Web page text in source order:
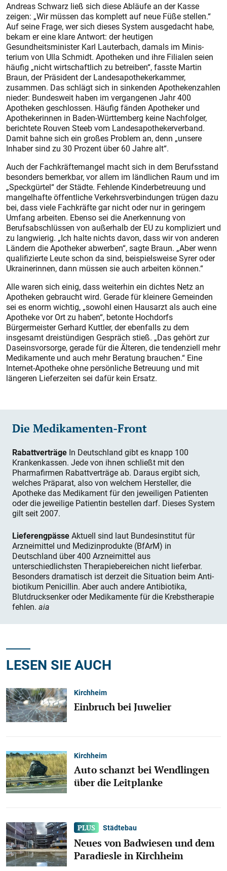
Andreas Schwarz ließ sich diese Abläufe an der Kasse
zeigen: „Wir müssen das komplett auf neue Füße stellen.“
Auf seine Frage, wer sich dieses System ausgedacht habe,
bekam er eine klare Antwort: der heutigen
Gesundheitsminister Karl Lauterbach, damals im Minis­
terium von Ulla Schmidt. Apotheken und ihre Filialen seien
häufig „nicht wirtschaftlich zu betreiben“, fasste Martin
Braun, der Präsident der Landes­apothekerkammer,
zusammen. Das schlägt sich in sinkenden Apothekenzahlen
nieder: Bundesweit haben im vergangenen Jahr 400
Apotheken geschlossen. Häufig fänden Apotheker und
Apothekerinnen in Baden-Würt­temberg keine Nachfolger,
berichtete Rouven Steeb vom Landesapothekerverband.
Damit bahne sich ein großes Problem an, denn „unsere
Inhaber sind zu 30 Prozent über 60 Jahre alt“.
Auch der Fachkräftemangel macht sich in dem Berufsstand
besonders bemerkbar, vor allem im ländlichen Raum und im
„Speckgürtel“ der Städte. Fehlende Kinderbetreuung und
mangelhafte öffentliche Verkehrsverbindungen trügen dazu
bei, dass viele Fachkräfte gar nicht oder nur in geringem
Umfang arbeiten. Ebenso sei die Anerkennung von
Berufsabschlüssen von außerhalb der EU zu kompliziert und
zu langwierig. „Ich halte nichts davon, dass wir von anderen
Ländern die Apotheker abwerben“, sagte Braun. „Aber wenn
qualifizierte Leute schon da sind, beispielsweise Syrer oder
Ukrainerinnen, dann müssen sie auch arbeiten können.“
Alle waren sich einig, dass weiterhin ein dichtes Netz an
Apotheken gebraucht wird. Gerade für kleinere Gemeinden
sei es enorm wichtig, „sowohl einen Hausarzt als auch eine
Apotheke vor Ort zu haben“, betonte Hochdorfs
Bürgermeister Gerhard Kuttler, der ebenfalls zu dem
insgesamt dreistündigen Gespräch stieß. „Das gehört zur
Daseinsvorsorge, gerade für die Älteren, die tendenziell mehr
Medikamente und auch mehr Beratung brauchen.“ Eine
Internet-Apotheke ohne persönliche Betreuung und mit
längeren Lieferzeiten sei dafür kein Ersatz.
Die Medikamenten-Front
Rabattverträge In Deutschland gibt es knapp 100
Krankenkassen. Jede von ihnen schließt mit den
Pharmafirmen Rabattverträge ab. Daraus ergibt sich,
welches Präparat, also von welchem Hersteller, die
Apotheke das Medika­ment für den jeweiligen Patienten
oder die jeweilige Patientin bestellen darf. Dieses System
gilt seit 2007.
LieferengpässeAktuell sind laut Bundesinstitut für
Arzneimittel und Medizinprodukte (BfArM) in
Deutschland über 400 Arzneimittel aus
unterschiedlichsten Therapiebereichen nicht lieferbar.
Besonders dramatisch ist derzeit die Situation beim Anti­
biotikum Penicillin. Aber auch andere Antibiotika,
Blutdrucksenker oder Medikamente für die Krebstherapie
fehlen. aia
LESEN SIE AUCH
Kirchheim
Einbruch bei Juwelier
Kirchheim
Auto schanzt bei Wendlingen
über die Leitplanke
Städtebau
Neues von Badwiesen und dem
Paradiesle in Kirchheim